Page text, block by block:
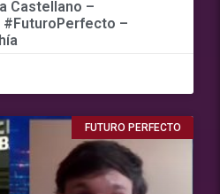
Castellano –
#FuturoPerfecto –
FUTURO PERFECTO